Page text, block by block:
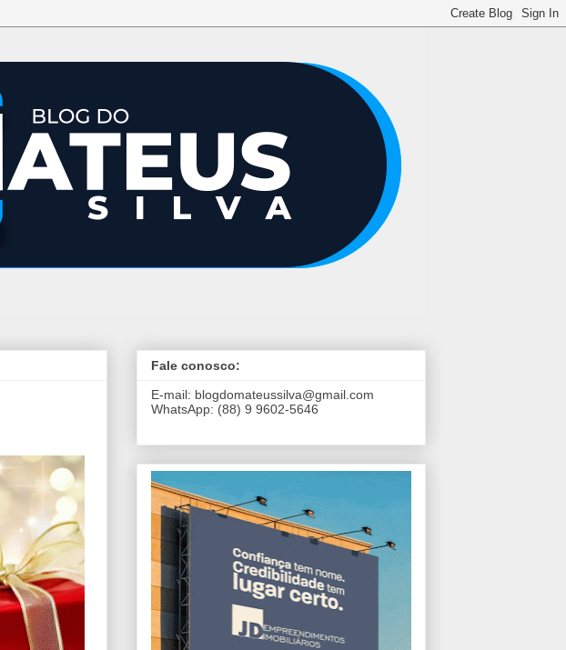
Fale conosco:
E-mail: blogdomateussilva@gmail.com
WhatsApp: (88) 9 9602-5646